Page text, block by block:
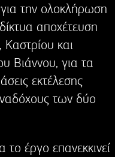
την ολοκλήρωση
αποχέτευση
και
Βιάννου, για τα
εκτέλεσης
των δύο
έργο επανεκκινεί